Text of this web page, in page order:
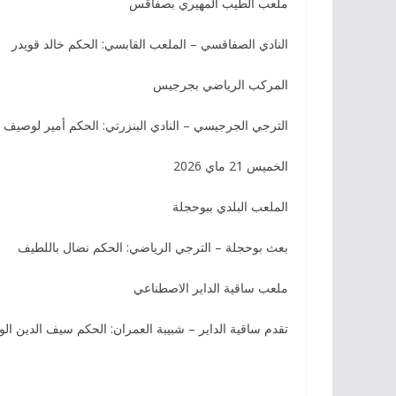
النادي الصفاقسي – الملعب القابسي: الحكم خالد قويدر
المركب الرياضي بجرجيس
الترجي الجرجيسي – النادي البنزرتي: الحكم أمير لوصيف
الخميس 21 ماي 2026
الملعب البلدي ببوحجلة
بعث بوحجلة – الترجي الرياضي: الحكم نضال باللطيف
ملعب ساقية الداير الاصطناعي
تقدم ساقية الداير – شبيبة العمران: الحكم سيف الدين